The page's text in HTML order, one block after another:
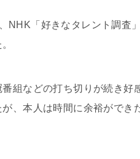
NHK「好きなタレント調査
組などの打ち切りが続き
、本人は時間に余裕がで